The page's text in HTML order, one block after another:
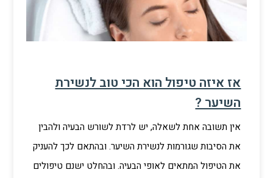
אז איזה טיפול הוא הכי טוב לנשירת
השיער ?
אין תשובה אחת לשאלה, יש לרדת לשורש הבעיה ולהבין
את הסיבות שגורמות לנשירת השיער. ובהתאם לכך להעניק
את הטיפול המתאים לאופי הבעיה. ובהחלט ישנם טיפולים